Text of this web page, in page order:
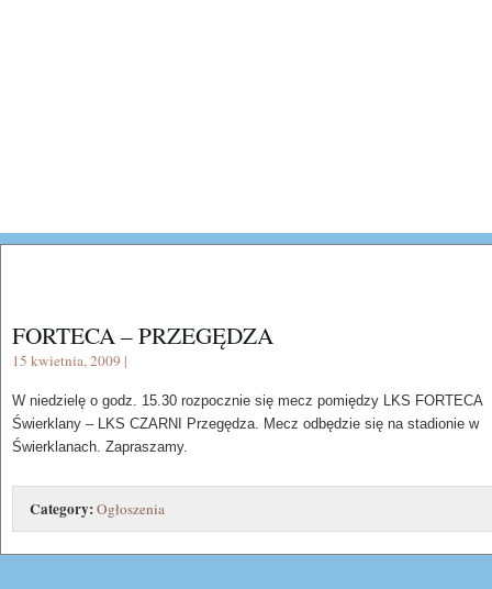
FORTECA – PRZEGĘDZA
15 kwietnia, 2009 |
W niedzielę o godz. 15.30 rozpocznie się mecz pomiędzy LKS FORTECA
Świerklany – LKS CZARNI Przegędza. Mecz odbędzie się na stadionie w
Świerklanach. Zapraszamy.
Category:Ogłoszenia